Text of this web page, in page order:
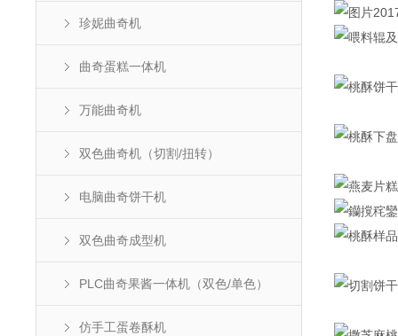
珍妮曲奇机
曲奇蛋糕一体机
万能曲奇机
双色曲奇机（切割/扭转）
电脑曲奇饼干机
双色曲奇成型机
PLC曲奇果酱一体机（双色/单色）
仿手工蛋卷酥机